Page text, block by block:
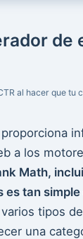
de
al hacer que tu
a los
Math,
es tan
tipos
una